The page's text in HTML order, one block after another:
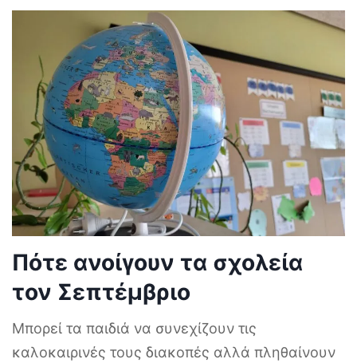
Πότε ανοίγουν τα σχολεία
τον Σεπτέμβριο
Μπορεί τα παιδιά να συνεχίζουν τις
καλοκαιρινές τους διακοπές αλλά πληθαίνουν